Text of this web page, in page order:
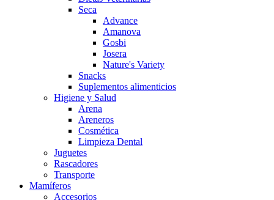
Seca
Advance
Amanova
Gosbi
Josera
Nature's Variety
Snacks
Suplementos alimenticios
Higiene y Salud
Arena
Areneros
Cosmética
Limpieza Dental
Juguetes
Rascadores
Transporte
Mamíferos
Accesorios